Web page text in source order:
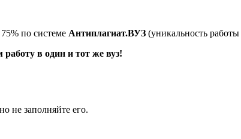
по системе Антиплагиат.ВУЗ (уникальность работы
в один и тот же вуз!
не заполняйте его.